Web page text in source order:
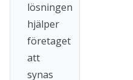
lösningen
hjälper
företaget
att
synas